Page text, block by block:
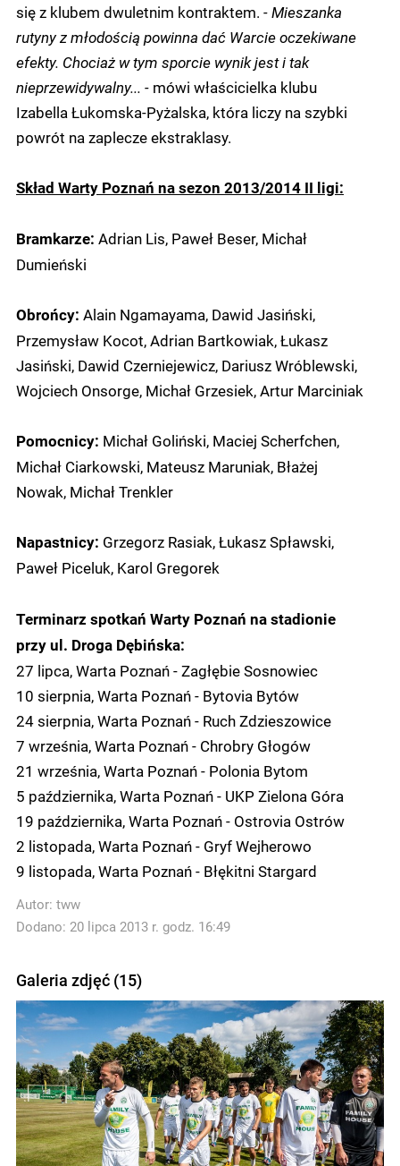
się z klubem dwuletnim kontraktem. - Mieszanka
rutyny z młodością powinna dać Warcie oczekiwane
efekty. Chociaż w tym sporcie wynik jest i tak
nieprzewidywalny... - mówi właścicielka klubu
Izabella Łukomska-Pyżalska, która liczy na szybki
powrót na zaplecze ekstraklasy.
Skład Warty Poznań na sezon 2013/2014 II ligi:
Bramkarze: Adrian Lis, Paweł Beser, Michał
Dumieński
Obrońcy: Alain Ngamayama, Dawid Jasiński,
Przemysław Kocot, Adrian Bartkowiak, Łukasz
Jasiński, Dawid Czerniejewicz, Dariusz Wróblewski,
Wojciech Onsorge, Michał Grzesiek, Artur Marciniak
Pomocnicy: Michał Goliński, Maciej Scherfchen,
Michał Ciarkowski, Mateusz Maruniak, Błażej
Nowak, Michał Trenkler
Napastnicy: Grzegorz Rasiak, Łukasz Spławski,
Paweł Piceluk, Karol Gregorek
Terminarz spotkań Warty Poznań na stadionie
przy ul. Droga Dębińska:
27 lipca, Warta Poznań - Zagłębie Sosnowiec
10 sierpnia, Warta Poznań - Bytovia Bytów
24 sierpnia, Warta Poznań - Ruch Zdzieszowice
7 września, Warta Poznań - Chrobry Głogów
21 września, Warta Poznań - Polonia Bytom
5 października, Warta Poznań - UKP Zielona Góra
19 października, Warta Poznań - Ostrovia Ostrów
2 listopada, Warta Poznań - Gryf Wejherowo
9 listopada, Warta Poznań - Błękitni Stargard
Autor: tww
Dodano: 20 lipca 2013 r. godz. 16:49
Galeria zdjęć (15)